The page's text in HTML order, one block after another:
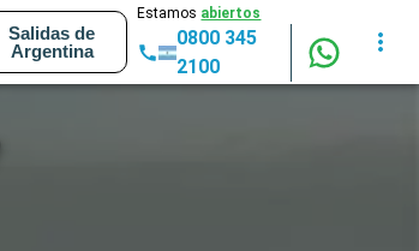
Salidas de
Argentina
Estamos abiertos
0800 345
2100